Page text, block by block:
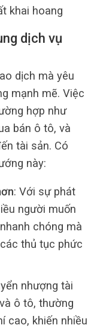
khai hoang
dịch vụ
dịch mà yêu
mạnh mẽ. Việc
hợp như
bán ô tô, và
tài sản. Có
này:
: Với sự phát
người muốn
chóng mà
thủ tục phức
nhượng tài
ô tô, thường
cao, khiến nhiều